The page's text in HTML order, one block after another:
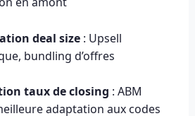
deal size: Upsell
bundling d’offres
taux de closing : ABM
adaptation aux codes